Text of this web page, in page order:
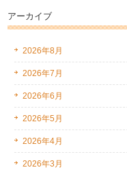
アーカイブ
2026年8月
2026年7月
2026年6月
2026年5月
2026年4月
2026年3月